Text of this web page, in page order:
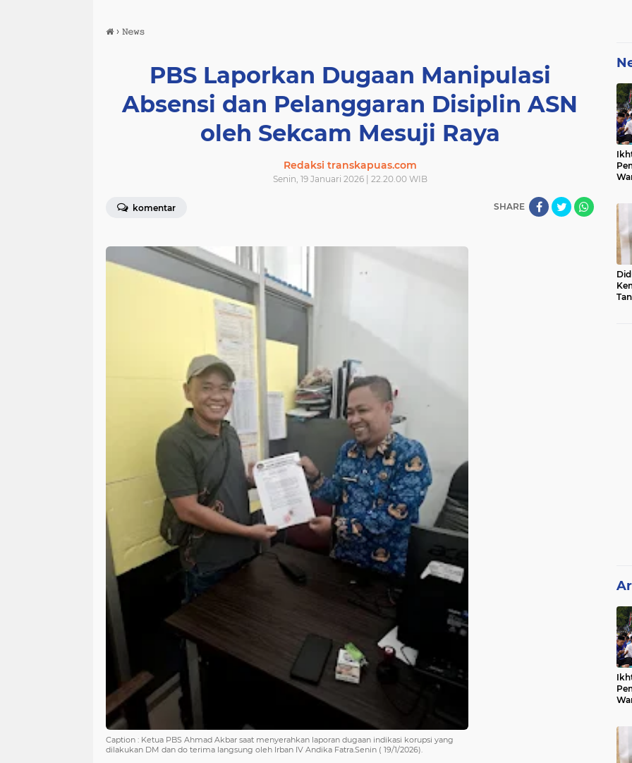
› 𝙽𝚎𝚠𝚜
PBS Laporkan Dugaan Manipulasi
Absensi dan Pelanggaran Disiplin ASN
oleh Sekcam Mesuji Raya
Redaksi transkapuas.com
Senin, 19 Januari 2026 | 22.20.00 WIB
komentar SHARE
Caption : Ketua PBS Ahmad Akbar saat menyerahkan laporan dugaan indikasi korupsi yang
dilakukan DM dan do terima langsung oleh Irban IV Andika Fatra.Senin ( 19/1/2026).